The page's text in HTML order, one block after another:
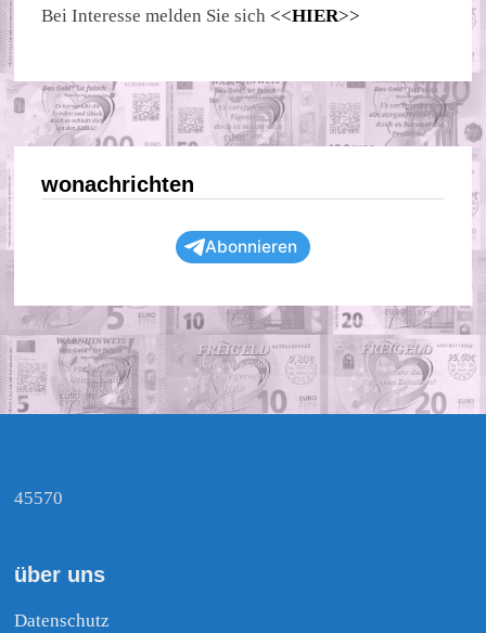
Bei Interesse melden Sie sich <<HIER>>
wonachrichten
Abonnieren
45570
über uns
Datenschutz